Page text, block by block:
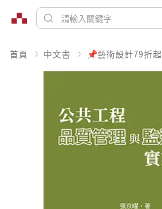
首頁 中文書 📌藝術設計79折起